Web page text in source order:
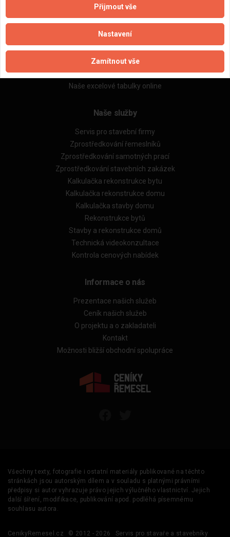
Naše firmy a řemeslníci
Zpracování a ochrana osobních údajů
Zásady pro používání souborů cookie
Obchodní podmínky (zprostředkování)
Obchodní podmínky (rozpočtování)
Reference
Naše excelové tabulky online
Naše služby
Servis pro stavební firmy
Zprostředkování řemeslníků
Zprostředkování samotných prací
Zprostředkování stavebních zakázek
Kalkulačka rekonstrukce bytu
Kalkulačka rekonstrukce domu
Kalkulačka stavby domu
Rekonstrukce bytů
Stavby a rekonstrukce domů
Technická videokonzultace
Kontrola cenových nabídek
Informace o nás
Prezentace našich služeb
Ceník našich služeb
O projektu a o zakladateli
Kontakt
Možnosti bližší obchodní spolupráce
Všechny texty, fotografie i ostatní materiály publikované na těchto
stránkách jsou autorským dílem a v souladu s platnými právními
předpisy si autor vyhrazuje právo jejich výlučného vlastnictví. Jejich
další šíření, modifikace, publikování apod. podléhá písemnému
souhlasu autora.
CenikyRemesel.cz © 2012 - 2026 Servis pro stavaře a stavebníky
Přijmout vše
Nastavení
Zamítnout vše